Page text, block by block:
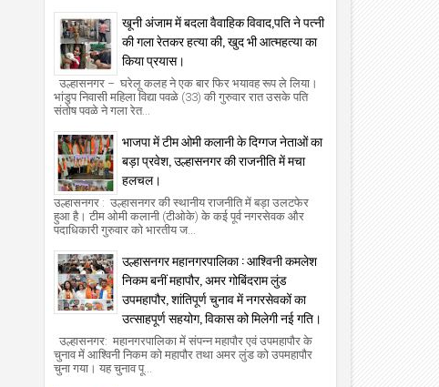
खूनी अंजाम में बदला वैवाहिक विवाद,पति ने पत्नी
की गला रेतकर हत्या की, खुद भी आत्महत्या का
किया प्रयास।
उल्हासनगर – घरेलू कलह ने एक बार फिर भयावह रूप ले लिया।
भांडुप निवासी महिला विद्या पवळे (33) की गुरुवार रात उसके पति
संतोष पवळे ने गला रेत...
भाजपा में टीम ओमी कलानी के दिग्गज नेताओं का
बड़ा प्रवेश, उल्हासनगर की राजनीति में मचा
हलचल।
उल्हासनगर : उल्हासनगर की स्थानीय राजनीति में बड़ा उलटफेर
हुआ है। टीम ओमी कलानी (टीओके) के कई पूर्व नगरसेवक और
पदाधिकारी गुरुवार को भारतीय ज...
उल्हासनगर महानगरपालिका : आश्विनी कमलेश
निकम बनीं महापौर, अमर गोबिंदराम लुंड
उपमहापौर, शांतिपूर्ण चुनाव में नगरसेवकों का
उत्साहपूर्ण सहयोग, विकास को मिलेगी नई गति।
उल्हासनगर: महानगरपालिका में संपन्न महापौर एवं उपमहापौर के
चुनाव में आश्विनी निकम को महापौर तथा अमर लुंड को उपमहापौर
चुना गया। यह चुनाव पू...